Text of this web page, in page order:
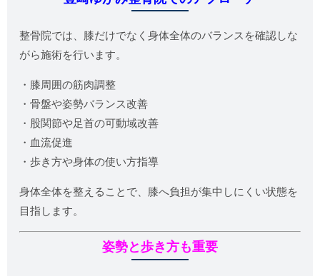
整骨院では、膝だけでなく身体全体のバランスを確認しな
がら施術を行います。
・膝周囲の筋肉調整
・骨盤や姿勢バランス改善
・股関節や足首の可動域改善
・血流促進
・歩き方や身体の使い方指導
身体全体を整えることで、膝へ負担が集中しにくい状態を
目指します。
姿勢と歩き方も重要